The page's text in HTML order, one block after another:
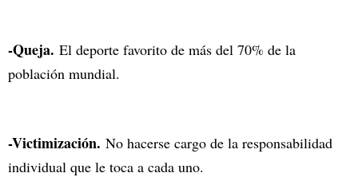
-Queja. El deporte favorito de más del 70% de la
población mundial.
-Victimización. No hacerse cargo de la responsabilidad
individual que le toca a cada uno.